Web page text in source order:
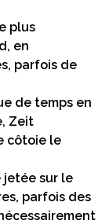
plus
en
parfois de
de temps en
Zeit
côtoie le
jetée sur le
parfois des